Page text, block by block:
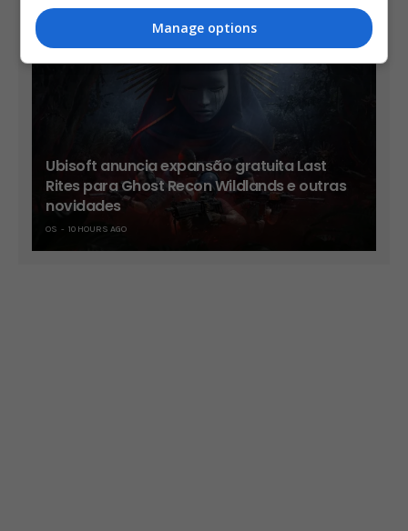
OS 9 HOURS AGO
Ubisoft anuncia expansão gratuita Last
Rites para Ghost Recon Wildlands e outras
novidades
OS 10 HOURS AGO
Manage options